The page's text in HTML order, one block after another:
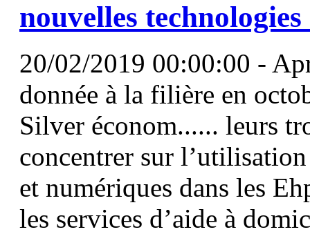
nouvelles
20/02/2019 00:00:00 -
donnée à la filière en
Silver économ...... leurs
concentrer sur
et numériques dans les
les services d’aide à